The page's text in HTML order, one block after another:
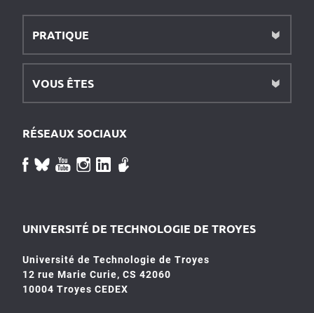
PRATIQUE
VOUS ÊTES
RÉSEAUX SOCIAUX
UNIVERSITÉ DE TECHNOLOGIE DE TROYES
Université de Technologie de Troyes
12 rue Marie Curie, CS 42060
10004 Troyes CEDEX